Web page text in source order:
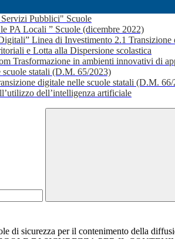
Pubblici" Scuole
PA Locali ” Scuole (dicembre 2022)
Linea di Investimento 2.1 Transizione
e Lotta alla Dispersione scolastica
Trasformazione in ambienti innovativi di
statali (D.M. 65/2023)
digitale nelle scuole statali (D.M.
dell’intelligenza artificiale
di sicurezza per il contenimento della